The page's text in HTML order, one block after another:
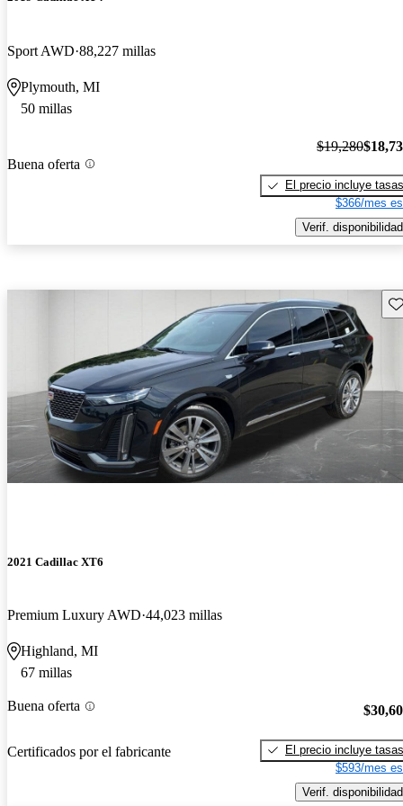
Sport AWD 88,227 millas
Plymouth, MI
50 millas
Buena oferta
$19,280
El precio incluye tasas
$366/mes
Verif. disponibilidad
2021 Cadillac XT6
Premium Luxury AWD 44,023 millas
Highland, MI
67 millas
Buena oferta
Certificados por el fabricante
El precio incluye tasas
$593/mes
Verif. disponibilidad